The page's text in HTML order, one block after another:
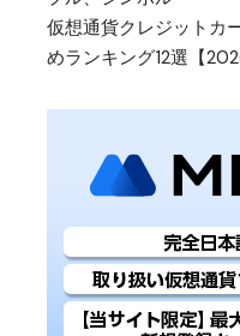
仮想通貨クレジットカ
めランキング12選【